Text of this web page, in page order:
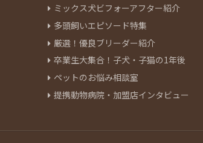
ミックス犬ビフォーアフター紹介
多頭飼いエピソード特集
厳選！優良ブリーダー紹介
卒業生大集合！子犬・子猫の1年後
ペットのお悩み相談室
提携動物病院・加盟店インタビュー